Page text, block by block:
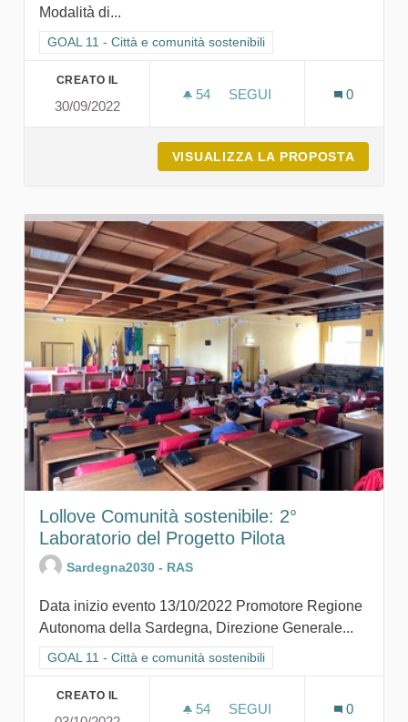
Modalità di...
Filtra i risultati per categoria: GOAL 11 - Città e comunità
GOAL 11 - Città e comunità sostenibili
CREATO IL
30/09/2022
54 54 SOSTENITORI
SEGUI
0
VISUALIZZA LA PROPOSTA
Lollove Comunità sostenibile: 2°
Laboratorio del Progetto Pilota
Sardegna2030 - RAS
Data inizio evento 13/10/2022 Promotore Regione
Autonoma della Sardegna, Direzione Generale...
Filtra i risultati per categoria: GOAL 11 - Città e comunità
GOAL 11 - Città e comunità sostenibili
CREATO IL
54 54 SOSTENITORI
SEGUI
0